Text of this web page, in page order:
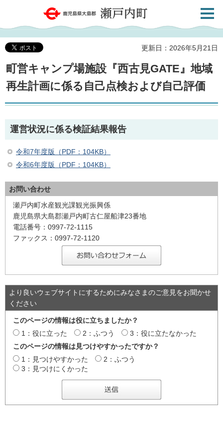
鹿児島県大島郡 瀬戸内町
共通メ
更新日：2026年5月21日
町営キャンプ場施設『西古見GATE』地域
再生計画に係る自己点検および自己評価
運営状況に係る検証結果報告
令和7年度版（PDF：104KB）
令和6年度版（PDF：104KB）
お問い合わせ
瀬戸内町水産観光課観光振興係
鹿児島県大島郡瀬戸内町古仁屋船津23番地
電話番号：0997-72-1115
ファックス：0997-72-1120
より良いウェブサイトにするためにみなさまのご意見をお聞かせ
ください
このページの情報は役に立ちましたか？
1：役に立った
2：ふつう
3：役に立たなかった
このページの情報は見つけやすかったですか？
1：見つけやすかった
2：ふつう
3：見つけにくかった